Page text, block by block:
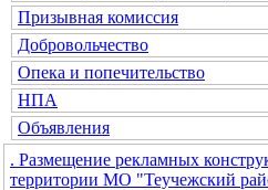
Призывная комиссия
Добровольчество
Опека и попечительство
НПА
Объявления
. Размещение рекламных
территории МО "Теучежский